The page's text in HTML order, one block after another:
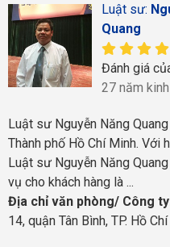
Luật sư:
Quang
Đánh giá
27 năm
Luật sư Nguyễn Năng
Thành phố Hồ Chí Minh. Với
Luật sư Nguyễn Năng
vụ cho khách hàng là ...
Địa chỉ văn phòng/ Công
14, quận Tân Bình, TP. Hồ